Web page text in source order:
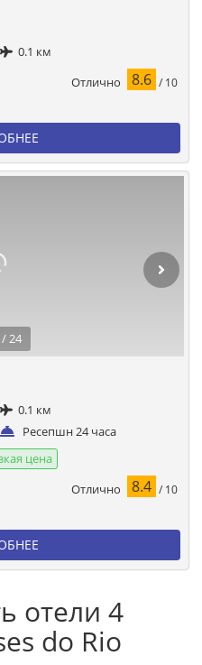
0.1 км
Отлично 8.6 / 10
/ 24
0.1 км
Ресепшн 24 часа
цена
Отлично 8.4 / 10
отели 4
do Rio